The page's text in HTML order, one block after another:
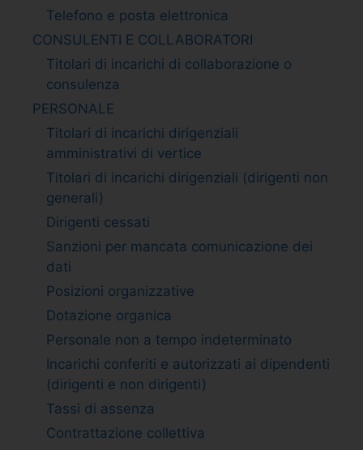
Telefono e posta elettronica
CONSULENTI E COLLABORATORI
Titolari di incarichi di collaborazione o
consulenza
PERSONALE
Titolari di incarichi dirigenziali
amministrativi di vertice
Titolari di incarichi dirigenziali (dirigenti non
generali)
Dirigenti cessati
Sanzioni per mancata comunicazione dei
dati
Posizioni organizzative
Dotazione organica
Personale non a tempo indeterminato
Incarichi conferiti e autorizzati ai dipendenti
(dirigenti e non dirigenti)
Tassi di assenza
Contrattazione collettiva